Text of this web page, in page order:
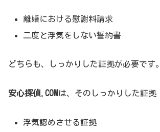
離婚における慰謝料請求
二度と浮気をしない誓約書
どちらも、しっかりした証拠が必要です。
安心探偵.COM は、そのしっかりした証拠
浮気認めさせる証拠